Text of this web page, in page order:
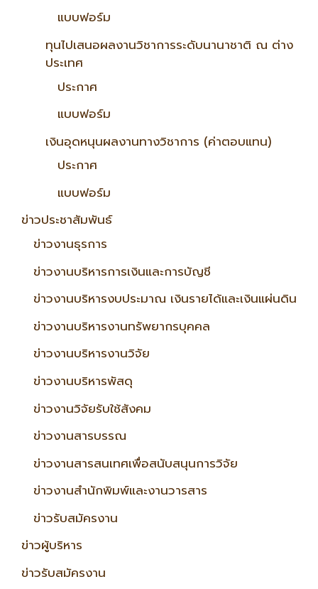
แบบฟอร์ม
ทุนไปเสนอผลงานวิชาการระดับนานาชาติ ณ ต่าง
ประเทศ
ประกาศ
แบบฟอร์ม
เงินอุดหนุนผลงานทางวิชาการ (ค่าตอบแทน)
ประกาศ
แบบฟอร์ม
ข่าวประชาสัมพันธ์
ข่าวงานธุรการ
ข่าวงานบริหารการเงินและการบัญชี
ข่าวงานบริหารงบประมาณ เงินรายได้และเงินแผ่นดิน
ข่าวงานบริหารงานทรัพยากรบุคคล
ข่าวงานบริหารงานวิจัย
ข่าวงานบริหารพัสดุ
ข่าวงานวิจัยรับใช้สังคม
ข่าวงานสารบรรณ
ข่าวงานสารสนเทศเพื่อสนับสนุนการวิจัย
ข่าวงานสำนักพิมพ์และงานวารสาร
ข่าวรับสมัครงาน
ข่าวผู้บริหาร
ข่าวรับสมัครงาน